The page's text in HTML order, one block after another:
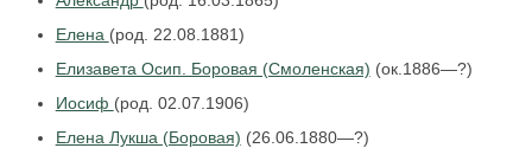
Елена (род. 22.08.1881)
Елизавета Осип. Боровая (Смоленская) (ок.1886—?)
Иосиф (род. 02.07.1906)
Елена Лукша (Боровая) (26.06.1880—?)